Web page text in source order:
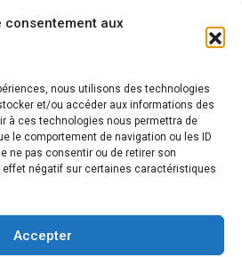
consentement aux
nous utilisons des technologies
et/ou accéder aux informations des
à ces technologies nous permettra de
le comportement de navigation ou les ID
ne pas consentir ou de retirer son
négatif sur certaines caractéristiques
Accepter